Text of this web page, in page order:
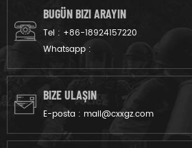
BUGÜN BIZI ARAYIN
Tel : +86-18924157220
Whatsapp :
BIZE ULAŞIN
E-posta : mail@cxxgz.com